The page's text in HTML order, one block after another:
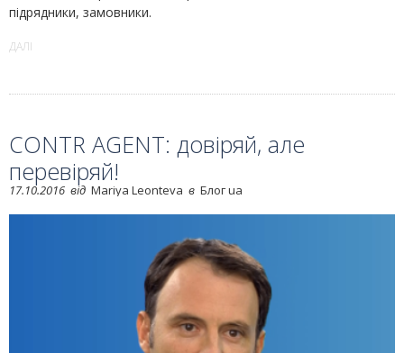
підрядники, замовники.
ДАЛІ
CONTR AGENT: довіряй, але
перевіряй!
17.10.2016 від Mariya Leonteva в Блог ua